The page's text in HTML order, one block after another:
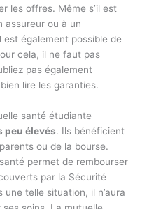
les offres. Même s’il est
assureur ou à un
également possible de
cela, il ne faut pas
pas également
lire les garanties.
santé étudiante
peu élevés. Ils bénéficient
ou de la bourse.
permet de rembourser
par la Sécurité
une telle situation, il n’aura